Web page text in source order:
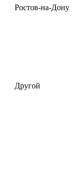
Ростов-на-Дону
Другой